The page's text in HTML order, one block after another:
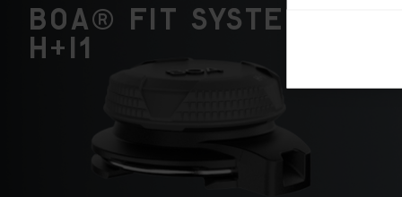
BOA® Fit System -
H+i1